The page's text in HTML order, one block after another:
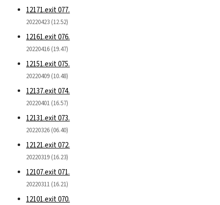
12171.exit 077.
20220423 (12.52)
12161.exit 076.
20220416 (19.47)
12151.exit 075.
20220409 (10.48)
12137.exit 074.
20220401 (16.57)
12131.exit 073.
20220326 (06.40)
12121.exit 072.
20220319 (16.23)
12107.exit 071.
20220311 (16.21)
12101.exit 070.